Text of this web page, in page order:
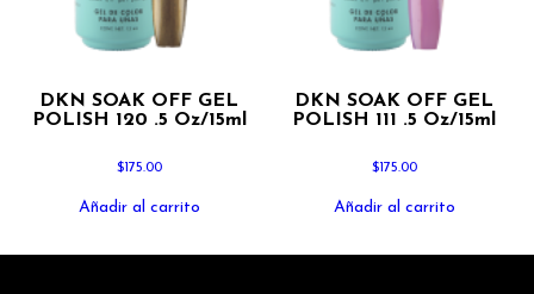
DKN SOAK OFF GEL
POLISH 120 .5 Oz/15ml
$175.00
Añadir al carrito
DKN SOAK OFF GEL
POLISH 111 .5 Oz/15ml
$175.00
Añadir al carrito